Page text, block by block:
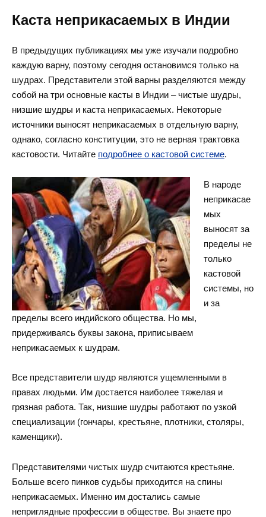
Каста неприкасаемых в Индии
В предыдущих публикациях мы уже изучали подробно
каждую варну, поэтому сегодня остановимся только на
шудрах. Представители этой варны разделяются между
собой на три основные касты в Индии – чистые шудры,
низшие шудры и каста неприкасаемых. Некоторые
источники выносят неприкасаемых в отдельную варну,
однако, согласно конституции, это не верная трактовка
кастовости. Читайте подробнее о кастовой системе.
В народе
неприкасае
мых
выносят за
пределы не
только
кастовой
системы, но
и за
пределы всего индийского общества. Но мы,
придерживаясь буквы закона, приписываем
неприкасаемых к шудрам.
Все представители шудр являются ущемленными в
правах людьми. Им достается наиболее тяжелая и
грязная работа. Так, низшие шудры работают по узкой
специализации (гончары, крестьяне, плотники, столяры,
каменщики).
Представителями чистых шудр считаются крестьяне.
Больше всего пинков судьбы приходится на спины
неприкасаемых. Именно им достались самые
неприглядные профессии в обществе. Вы знаете про